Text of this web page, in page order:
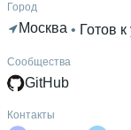
Город
Москва • Готов
Сообщества
GitHub
Контакты